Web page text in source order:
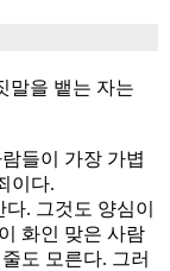
말을 뱉는 자는
들이 가장 가볍
이다.
. 그것도 양심이
화인 맞은 사람
도 모른다. 그러